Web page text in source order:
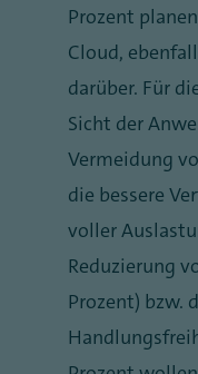
Prozent
Cloud,
darüber. Für
Sicht der
Vermeidung
die bessere
voller
Reduzierung
Prozent) bzw.